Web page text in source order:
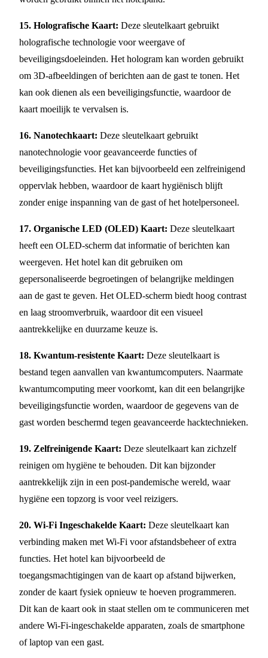
15. Holografische Kaart: Deze sleutelkaart gebruikt
holografische technologie voor weergave of
beveiligingsdoeleinden. Het hologram kan worden gebruikt
om 3D-afbeeldingen of berichten aan de gast te tonen. Het
kan ook dienen als een beveiligingsfunctie, waardoor de
kaart moeilijk te vervalsen is.
16. Nanotechkaart: Deze sleutelkaart gebruikt
nanotechnologie voor geavanceerde functies of
beveiligingsfuncties. Het kan bijvoorbeeld een zelfreinigend
oppervlak hebben, waardoor de kaart hygiënisch blijft
zonder enige inspanning van de gast of het hotelpersoneel.
17. Organische LED (OLED) Kaart: Deze sleutelkaart
heeft een OLED-scherm dat informatie of berichten kan
weergeven. Het hotel kan dit gebruiken om
gepersonaliseerde begroetingen of belangrijke meldingen
aan de gast te geven. Het OLED-scherm biedt hoog contrast
en laag stroomverbruik, waardoor dit een visueel
aantrekkelijke en duurzame keuze is.
18. Kwantum-resistente Kaart: Deze sleutelkaart is
bestand tegen aanvallen van kwantumcomputers. Naarmate
kwantumcomputing meer voorkomt, kan dit een belangrijke
beveiligingsfunctie worden, waardoor de gegevens van de
gast worden beschermd tegen geavanceerde hacktechnieken.
19. Zelfreinigende Kaart: Deze sleutelkaart kan zichzelf
reinigen om hygiëne te behouden. Dit kan bijzonder
aantrekkelijk zijn in een post-pandemische wereld, waar
hygiëne een topzorg is voor veel reizigers.
20. Wi-Fi Ingeschakelde Kaart: Deze sleutelkaart kan
verbinding maken met Wi-Fi voor afstandsbeheer of extra
functies. Het hotel kan bijvoorbeeld de
toegangsmachtigingen van de kaart op afstand bijwerken,
zonder de kaart fysiek opnieuw te hoeven programmeren.
Dit kan de kaart ook in staat stellen om te communiceren met
andere Wi-Fi-ingeschakelde apparaten, zoals de smartphone
of laptop van een gast.